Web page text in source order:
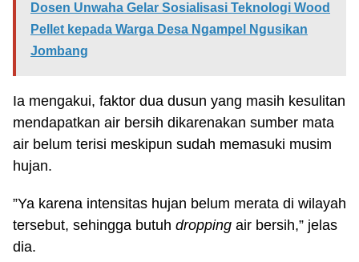
Dosen Unwaha Gelar Sosialisasi Teknologi Wood
Pellet kepada Warga Desa Ngampel Ngusikan
Jombang
Ia mengakui, faktor dua dusun yang masih kesulitan
mendapatkan air bersih dikarenakan sumber mata
air belum terisi meskipun sudah memasuki musim
hujan.
”Ya karena intensitas hujan belum merata di wilayah
tersebut, sehingga butuh dropping air bersih,” jelas
dia.